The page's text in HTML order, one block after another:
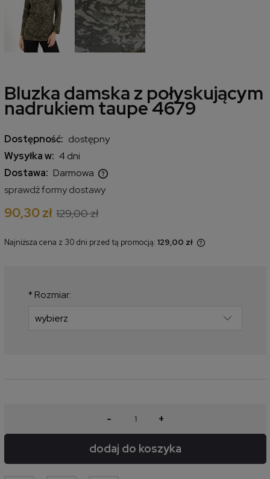
Bluzka damska z połyskującym
nadrukiem taupe 4679
Dostępność: dostępny
Wysyłka w: 4 dni
Dostawa: Darmowa
Cena nie zawiera ewentualnych kosztów płatności
sprawdź formy dostawy
90,30 zł 129,00 zł
Najniższa cena z 30 dni przed tą promocją: 129,00 zł
* Rozmiar:
- +
dodaj do koszyka